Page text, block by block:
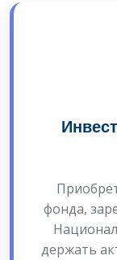
фонда,
держать